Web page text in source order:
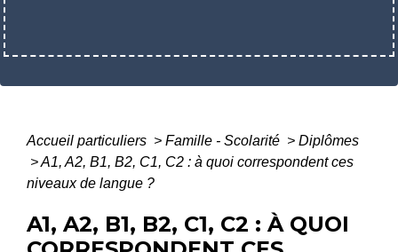
Accueil particuliers > Famille - Scolarité > Diplômes
>A1, A2, B1, B2, C1, C2 : à quoi correspondent ces
niveaux de langue ?
A1, A2, B1, B2, C1, C2 : À QUOI